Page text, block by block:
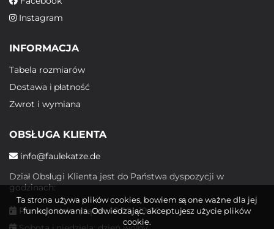
Instagram
INFORMACJA
Tabela rozmiarów
Dostawa i płatność
Zwrot i wymiana
OBSŁUGA KLIENTA
info@faulekatze.de
Dział Obsługi Klienta jest do Państwa dyspozycji w
godzinach:
Poniedziałek - piątek: 10:00 - 19:00
Ta strona używa plików cookies, bowiem są one ważne dla jej
funkcjonowania. Odwiedzając, akceptujesz użycie plików
cookie.